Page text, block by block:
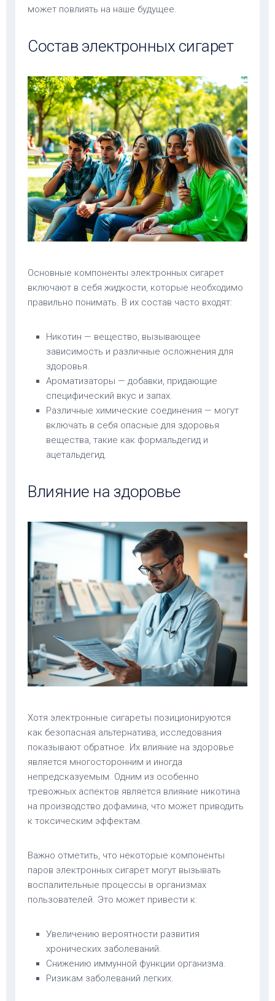
может повлиять на наше будущее.
Состав электронных сигарет
Основные компоненты электронных сигарет
включают в себя жидкости, которые необходимо
правильно понимать. В их состав часто входят:
Никотин — вещество, вызывающее
зависимость и различные осложнения для
здоровья.
Ароматизаторы — добавки, придающие
специфический вкус и запах.
Различные химические соединения — могут
включать в себя опасные для здоровья
вещества, такие как формальдегид и
ацетальдегид.
Влияние на здоровье
Хотя электронные сигареты позиционируются
как безопасная альтернатива, исследования
показывают обратное. Их влияние на здоровье
является многосторонним и иногда
непредсказуемым. Одним из особенно
тревожных аспектов является влияние никотина
на производство дофамина, что может приводить
к токсическим эффектам.
Важно отметить, что некоторые компоненты
паров электронных сигарет могут вызывать
воспалительные процессы в организмах
пользователей. Это может привести к:
Увеличению вероятности развития
хронических заболеваний.
Снижению иммунной функции организма.
Ризикам заболеваний легких.